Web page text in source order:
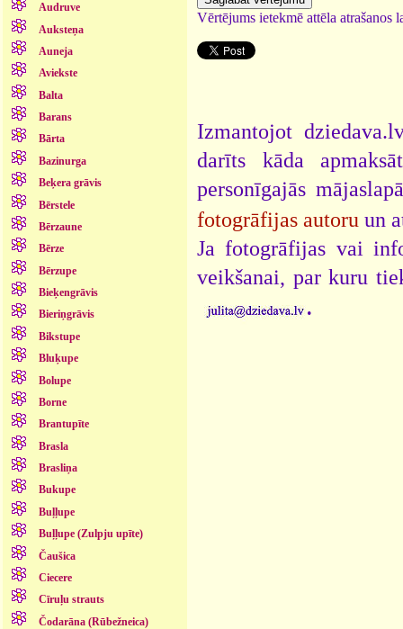
Audruve
Auksteņa
Auneja
Aviekste
Balta
Barans
Bārta
Bazinurga
Beķera grāvis
Bērstele
Bērzaune
Bērze
Bērzupe
Bieķengrāvis
Bieriņgrāvis
Bikstupe
Bluķupe
Bolupe
Borne
Brantupīte
Brasla
Brasliņa
Bukupe
Buļļupe
Buļļupe (Zulpju upīte)
Čaušica
Ciecere
Cīruļu strauts
Čodarāna (Rūbežneica)
Vērtējums ietekmē attēla atrašanos
Izmantojot
darīts kāda
personīgajās
fotogrāfijas autoru un
Ja fotogrāfijas vai
veikšanai, par kuru
.